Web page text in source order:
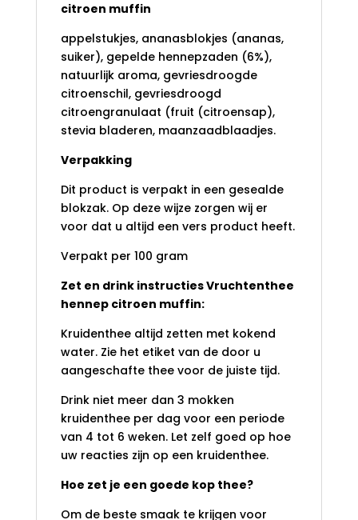
citroen muffin
appelstukjes, ananasblokjes (ananas,
suiker), gepelde hennepzaden (6%),
natuurlijk aroma, gevriesdroogde
citroenschil, gevriesdroogd
citroengranulaat (fruit (citroensap),
stevia bladeren, maanzaadblaadjes.
Verpakking
Dit product is verpakt in een gesealde
blokzak. Op deze wijze zorgen wij er
voor dat u altijd een vers product heeft.
Verpakt per 100 gram
Zet en drink instructies Vruchtenthee
hennep citroen muffin:
Kruidenthee altijd zetten met kokend
water. Zie het etiket van de door u
aangeschafte thee voor de juiste tijd.
Drink niet meer dan 3 mokken
kruidenthee per dag voor een periode
van 4 tot 6 weken. Let zelf goed op hoe
uw reacties zijn op een kruidenthee.
Hoe zet je een goede kop thee?
Om de beste smaak te krijgen voor